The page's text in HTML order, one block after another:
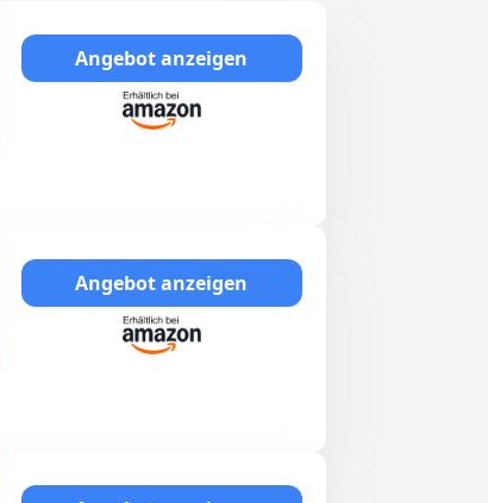
Angebot anzeigen
Angebot anzeigen